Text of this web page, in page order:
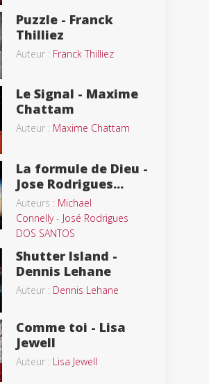
Puzzle - Franck
Thilliez
Auteur : Franck Thilliez
Le Signal - Maxime
Chattam
Auteur : Maxime Chattam
La formule de Dieu -
Jose Rodrigues...
Auteurs : Michael
Connelly- José Rodrigues
DOS SANTOS
Shutter Island -
Dennis Lehane
Auteur : Dennis Lehane
Comme toi - Lisa
Jewell
Auteur : Lisa Jewell